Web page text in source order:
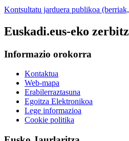
Kontsultatu jarduera publikoa
Euskadi.eus-eko
Informazio orokorra
Kontaktua
Web-mapa
Erabilerraztasuna
Egoitza Elektronikoa
Lege informazioa
Cookie politika